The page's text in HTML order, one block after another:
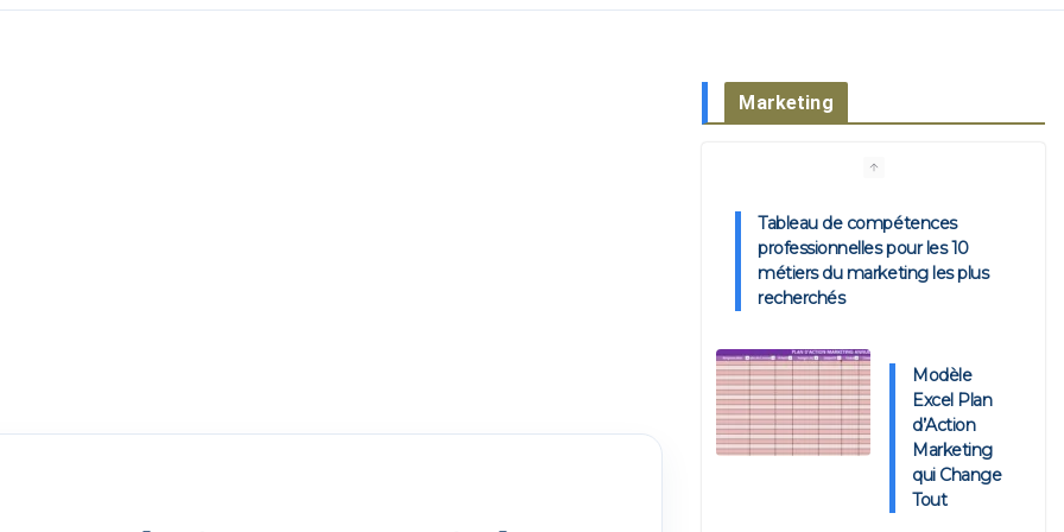
Marketing
Modèle
Excel Plan
d’Action
🍽️ Le Plan Marketing KPI-
Driven pour Restaurant : Modèle